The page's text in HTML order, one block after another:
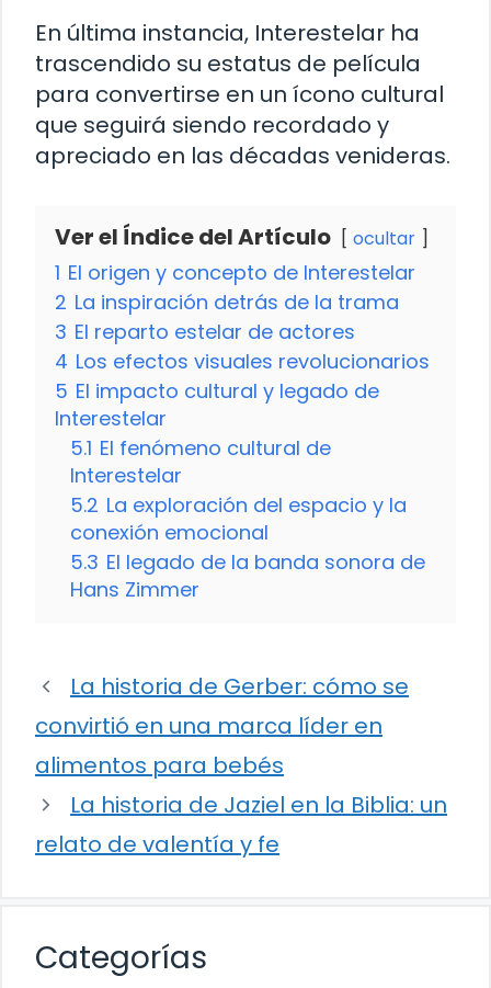
En última instancia, Interestelar ha
trascendido su estatus de película
para convertirse en un ícono cultural
que seguirá siendo recordado y
apreciado en las décadas venideras.
Ver el Índice del Artículo ocultar
1 El origen y concepto de Interestelar
2 La inspiración detrás de la trama
3 El reparto estelar de actores
4 Los efectos visuales revolucionarios
5 El impacto cultural y legado de
Interestelar
5.1 El fenómeno cultural de
Interestelar
5.2 La exploración del espacio y la
conexión emocional
5.3 El legado de la banda sonora de
Hans Zimmer
La historia de Gerber: cómo se
convirtió en una marca líder en
alimentos para bebés
La historia de Jaziel en la Biblia: un
relato de valentía y fe
Categorías